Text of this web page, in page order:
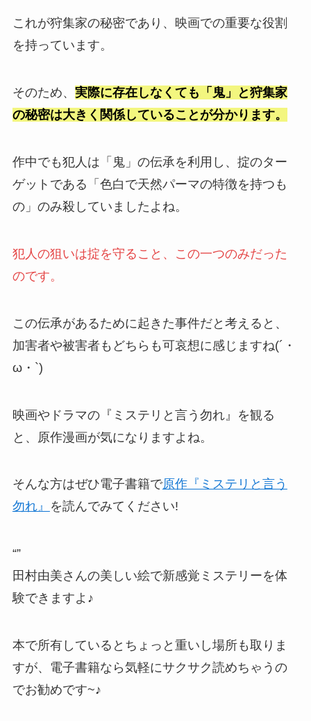
これが狩集家の秘密であり、映画での重要な役割
を持っています。
そのため、 実際に存在しなくても「鬼」と狩集家
の秘密は大きく関係していることが分かります。
作中でも犯人は「鬼」の伝承を利用し、掟のター
ゲットである「色白で天然パーマの特徴を持つも
の」のみ殺していましたよね。
犯人の狙いは掟を守ること、この一つのみだった
のです。
この伝承があるために起きた事件だと考えると、
加害者や被害者もどちらも可哀想に感じますね(´・
ω・`)
映画やドラマの『ミステリと言う勿れ』を観る
と、原作漫画が気になりますよね。
そんな方はぜひ電子書籍で原作『ミステリと言う
勿れ』
を読んでみてください!
“”
田村由美さんの美しい絵で新感覚ミステリーを体
験できますよ♪
本で所有しているとちょっと重いし場所も取りま
すが、電子書籍なら気軽にサクサク読めちゃうの
でお勧めです~♪